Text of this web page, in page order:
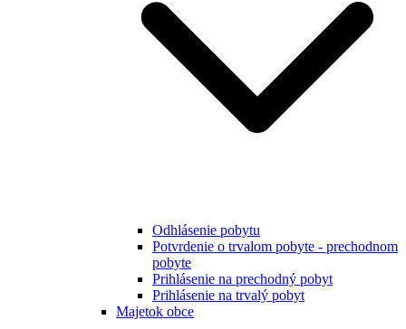
Odhlásenie pobytu
Potvrdenie o trvalom pobyte - prechodnom
pobyte
Prihlásenie na prechodný pobyt
Prihlásenie na trvalý pobyt
Majetok obce